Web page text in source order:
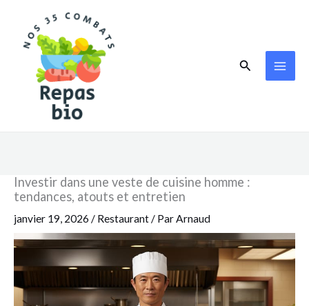
contenu
Rechercher
Investir dans une veste de cuisine homme :
tendances, atouts et entretien
janvier 19, 2026 / Restaurant/ ParArnaud